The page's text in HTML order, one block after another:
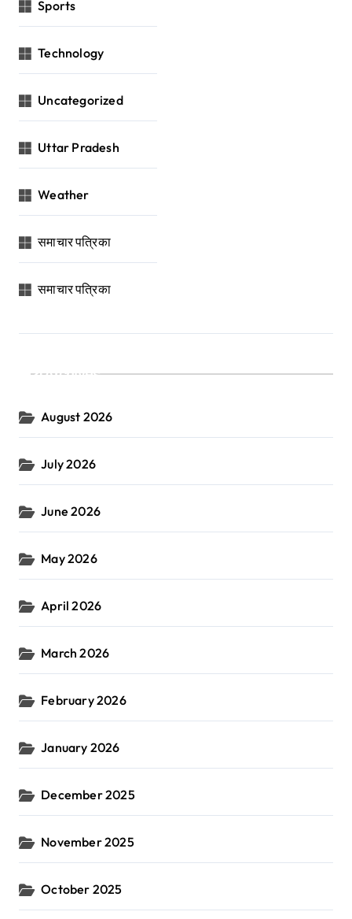
Sports
Technology
Uncategorized
Uttar Pradesh
Weather
समाचार पत्रिका
समाचार पत्रिका
Archives
August 2026
July 2026
June 2026
May 2026
April 2026
March 2026
February 2026
January 2026
December 2025
November 2025
October 2025